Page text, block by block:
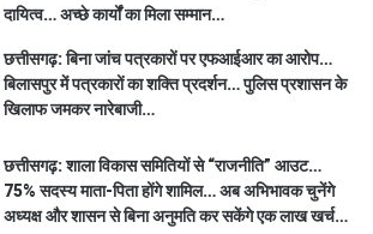
दायित्व… अच्छे कार्यों का मिला सम्मान…
छत्तीसगढ़: बिना जांच पत्रकारों पर एफआईआर का आरोप…
बिलासपुर में पत्रकारों का शक्ति प्रदर्शन… पुलिस प्रशासन के
खिलाफ जमकर नारेबाजी…
छत्तीसगढ़: शाला विकास समितियों से “राजनीति” आउट…
75% सदस्य माता-पिता होंगे शामिल… अब अभिभावक चुनेंगे
अध्यक्ष और शासन से बिना अनुमति कर सकेंगे एक लाख खर्च…